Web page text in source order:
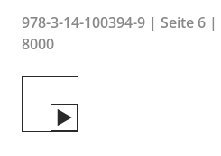
978-3-14-100394-9 | Seite 6
8000